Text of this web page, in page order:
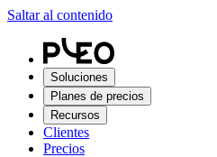
Saltar al contenido
Soluciones
Planes de precios
Recursos
Clientes
Precios